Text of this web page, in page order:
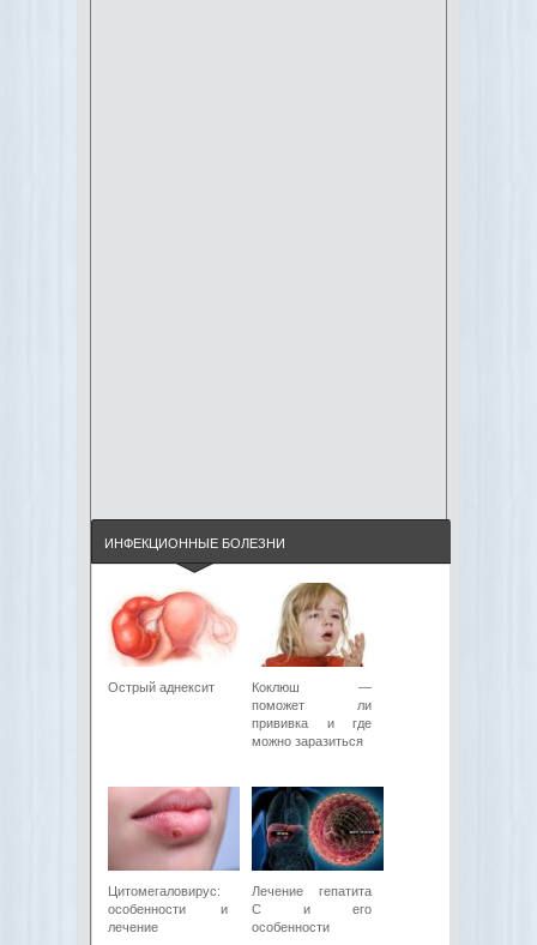
ИНФЕКЦИОННЫЕ БОЛЕЗНИ
Острый аднексит
Коклюш —
поможет ли
прививка и где
можно заразиться
Цитомегаловирус:
особенности и
лечение
Лечение гепатита
C и его
особенности